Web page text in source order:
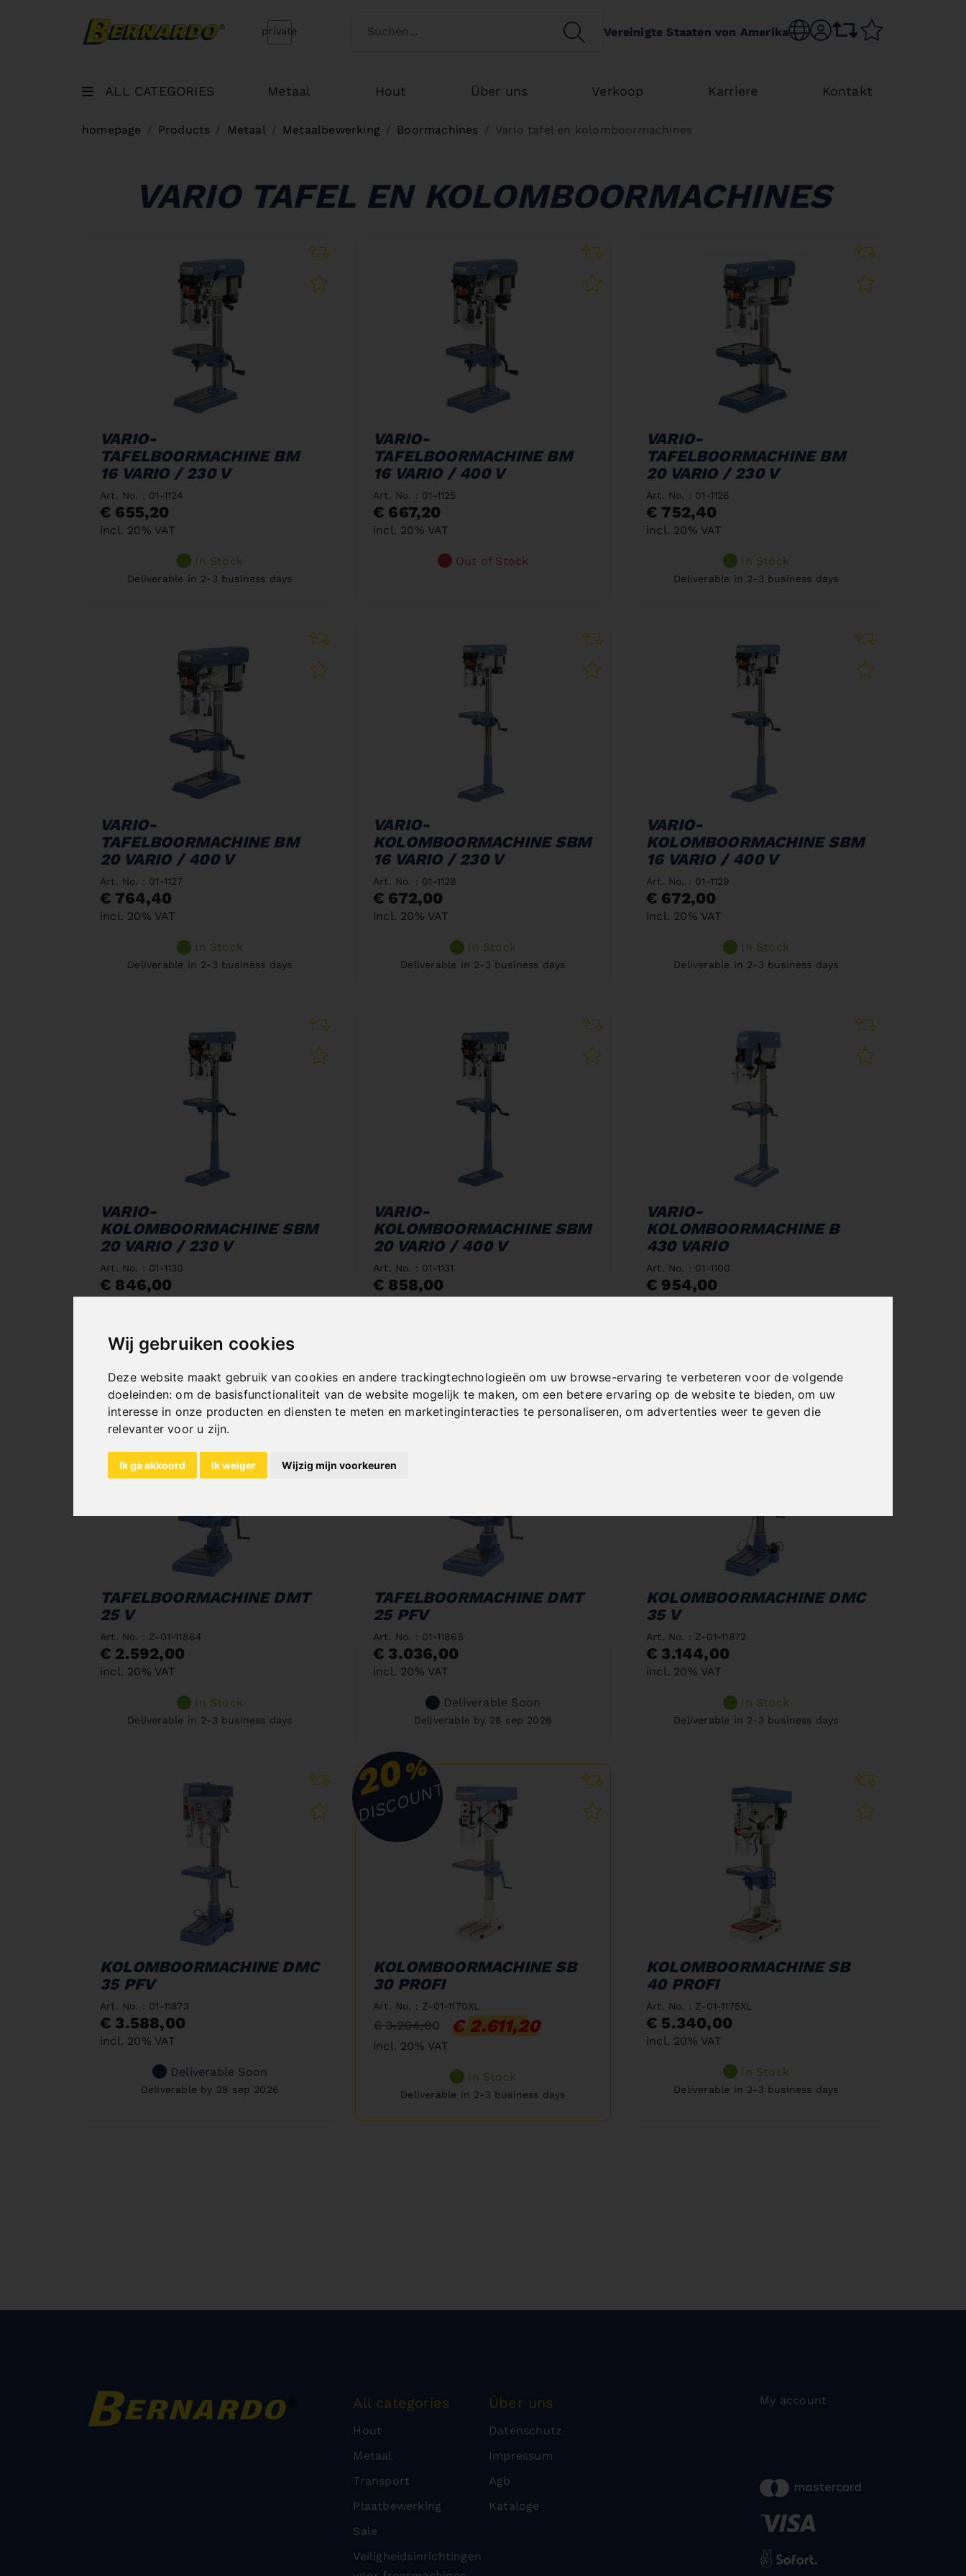
Wij gebruiken cookies
Deze website maakt gebruik van cookies en andere trackingtechnologieën om uw browse-ervaring te verbeteren voor de volgende
doeleinden:om de basisfunctionaliteit van de website mogelijk te maken, om een betere ervaring op de website te bieden,om uw
interesse in onze producten en diensten te meten en marketinginteracties te personaliseren,om advertenties weer te geven die
relevanter voor u zijn.
Ik ga akkoord Ik weiger Wijzig mijn voorkeuren
Bernardo Home Switch customertype
private SEARCHVereinigte Staaten von Amerika Choose language
sr.accountcomparison list
ALL CATEGORIES Metaal Hout Über uns Verkoop Karriere Kontakt
homepage Products Metaal Metaalbewerking Boormachines Vario tafel en kolomboormachines
VARIO TAFEL EN KOLOMBOORMACHINES
VARIO-
TAFELBOORMACHINE BM
16 VARIO / 230 V
Art. No. : 01-1124
€ 655,20
incl. 20% VAT
In Stock
Deliverable in 2-3 business days
VARIO-
TAFELBOORMACHINE BM
16 VARIO / 400 V
Art. No. : 01-1125
€ 667,20
incl. 20% VAT
Out of Stock
VARIO-
TAFELBOORMACHINE BM
20 VARIO / 230 V
Art. No. : 01-1126
€ 752,40
incl. 20% VAT
In Stock
Deliverable in 2-3 business days
VARIO-
TAFELBOORMACHINE BM
20 VARIO / 400 V
Art. No. : 01-1127
€ 764,40
incl. 20% VAT
In Stock
Deliverable in 2-3 business days
VARIO-
KOLOMBOORMACHINE SBM
16 VARIO / 230 V
Art. No. : 01-1128
€ 672,00
incl. 20% VAT
In Stock
Deliverable in 2-3 business days
VARIO-
KOLOMBOORMACHINE SBM
16 VARIO / 400 V
Art. No. : 01-1129
€ 672,00
incl. 20% VAT
In Stock
Deliverable in 2-3 business days
VARIO-
KOLOMBOORMACHINE SBM
20 VARIO / 230 V
Art. No. : 01-1130
€ 846,00
Deliverable in 2-3 business days
VARIO-
KOLOMBOORMACHINE SBM
20 VARIO / 400 V
Art. No. : 01-1131
€ 858,00
VARIO-
KOLOMBOORMACHINE B
430 VARIO
Art. No. : 01-1100
€ 954,00
TAFELBOORMACHINE DMT
25 V
Art. No. : Z-01-11864
€ 2.592,00
incl. 20% VAT
In Stock
Deliverable in 2-3 business days
TAFELBOORMACHINE DMT
25 PFV
Art. No. : 01-11865
€ 3.036,00
incl. 20% VAT
Deliverable Soon
Deliverable by 28 sep 2026
KOLOMBOORMACHINE DMC
35 V
Art. No. : Z-01-11872
€ 3.144,00
incl. 20% VAT
In Stock
Deliverable in 2-3 business days
KOLOMBOORMACHINE DMC
35 PFV
Art. No. : 01-11873
€ 3.588,00
incl. 20% VAT
Deliverable Soon
Deliverable by 28 sep 2026
20%
DISCOUNT
KOLOMBOORMACHINE SB
30 PROFI
Art. No. : Z-01-1170XL
€ 3.264,00 € 2.611,20
incl. 20% VAT
In Stock
Deliverable in 2-3 business days
KOLOMBOORMACHINE SB
40 PROFI
Art. No. : Z-01-1175XL
€ 5.340,00
incl. 20% VAT
In Stock
Deliverable in 2-3 business days
All categories
Hout
Metaal
Transport
Plaatbewerking
Sale
Veiligheidsinrichtingen
Über uns
Datenschutz
Impressum
Agb
Kataloge
My account